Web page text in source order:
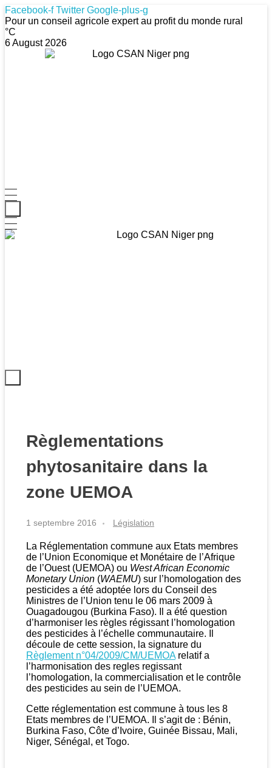
Facebook-f Twitter Google-plus-g
Pour un conseil agricole expert au profit du monde rural
°C
6 August 2026
Règlementations
phytosanitaire dans la
zone UEMOA
1 septembre 2016 Législation
La Réglementation commune aux Etats membres
de l’Union Economique et Monétaire de l’Afrique
de l’Ouest (UEMOA) ou West African Economic
Monetary Union (WAEMU) sur l’homologation des
pesticides a été adoptée lors du Conseil des
Ministres de l’Union tenu le 06 mars 2009 à
Ouagadougou (Burkina Faso). Il a été question
d’harmoniser les règles régissant l’homologation
des pesticides à l’échelle communautaire. Il
découle de cette session, la signature du
Règlement n°04/2009/CM/UEMOA relatif a
l’harmonisation des regles regissant
l’homologation, la commercialisation et le contrôle
des pesticides au sein de l’UEMOA.
Cette réglementation est commune à tous les 8
Etats membres de l’UEMOA. Il s’agit de : Bénin,
Burkina Faso, Côte d’Ivoire, Guinée Bissau, Mali,
Niger, Sénégal, et Togo.